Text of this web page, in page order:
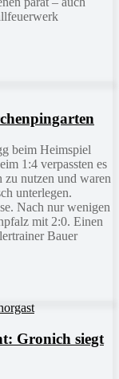
beim Heimspiel
1:4 verpassten es
zu nutzen und waren
unterlegen.
Nach nur wenigen
mit 2:0. Einen
Bauer
Gronich siegt